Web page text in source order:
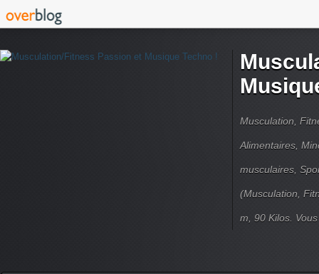
Musculation,
Alimentaires,
musculaires,
(Musculation,
m, 90 Kilos.